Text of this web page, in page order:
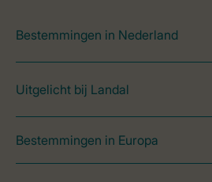
Bestemmingen in Nederland
Uitgelicht bij Landal
Bestemmingen in Europa